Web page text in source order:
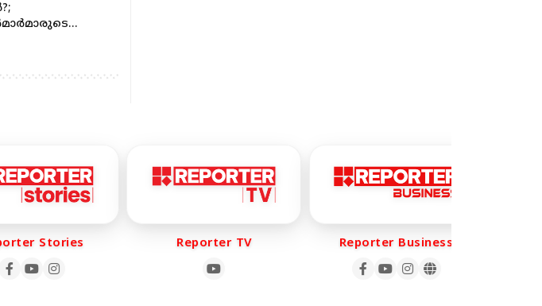
Stories Reporter TV Reporter Business